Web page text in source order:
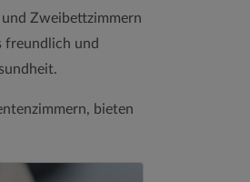
Zweibettzimmern
freundlich und
bieten